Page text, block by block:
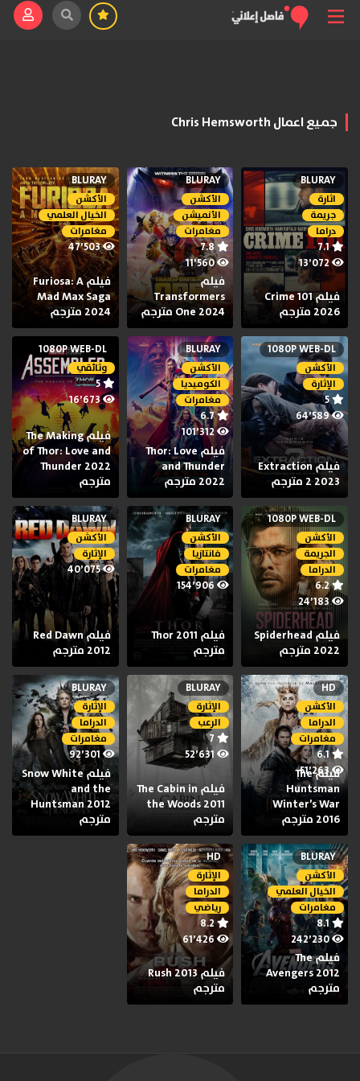
جميع اعمال Chris Hemsworth
BLURAY
اثارة
جريمة
دراما
7.1
13٬072
فيلم Crime 101
2026 مترجم
BLURAY
الأكشن
الأنميشن
مغامرات
7.8
11٬560
فيلم
Transformers
One 2024 مترجم
BLURAY
الأكشن
الخيال العلمي
مغامرات
47٬503
فيلم Furiosa: A
Mad Max Saga
2024 مترجم
1080P WEB-DL
الأكشن
الإثارة
5
64٬589
فيلم Extraction
2 2023 مترجم
BLURAY
الأكشن
الكوميديا
مغامرات
6.7
101٬312
فيلم Thor: Love
and Thunder
2022 مترجم
1080P WEB-DL
وثائقي
5
16٬673
فيلم The Making
of Thor: Love and
Thunder 2022
مترجم
1080P WEB-DL
الأكشن
الجريمة
الدراما
6.2
24٬183
فيلم Spiderhead
2022 مترجم
BLURAY
الأكشن
فانتازيا
مغامرات
154٬906
فيلم Thor 2011
مترجم
BLURAY
الأكشن
الإثارة
40٬075
فيلم Red Dawn
2012 مترجم
HD
الأكشن
الدراما
مغامرات
6.1
51٬263
فيلم The
Huntsman
Winter’s War
2016 مترجم
BLURAY
الإثارة
الرعب
7
52٬631
فيلم The Cabin in
the Woods 2011
مترجم
BLURAY
الإثارة
الدراما
مغامرات
92٬301
فيلم Snow White
and the
Huntsman 2012
مترجم
BLURAY
الأكشن
الخيال العلمي
مغامرات
8.1
242٬230
فيلم The
Avengers 2012
مترجم
HD
الإثارة
الدراما
رياضي
8.2
61٬426
فيلم Rush 2013
مترجم